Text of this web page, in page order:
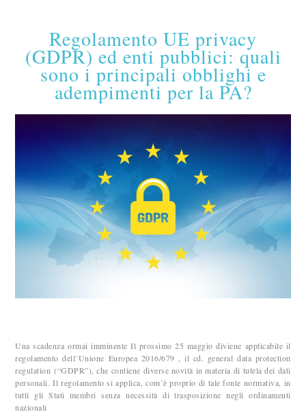
Regolamento UE privacy
(GDPR) ed enti pubblici: quali
sono i principali obblighi e
adempimenti per la PA?
Una scadenza ormai imminente Il prossimo 25 maggio diviene applicabile il
regolamento dell’Unione Europea 2016/679 , il cd. general data protection
regulation (“GDPR”), che contiene diverse novità in materia di tutela dei dati
personali. Il regolamento si applica, com’è proprio di tale fonte normativa, in
tutti gli Stati membri senza necessità di trasposizione negli ordinamenti
nazionali